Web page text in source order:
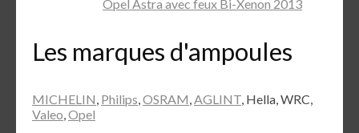
Opel Astra avec feux Bi-Xenon 2013
Les marques d'ampoules
MICHELIN, Philips,OSRAM,AGLINT, Hella, WRC,
Valeo,Opel